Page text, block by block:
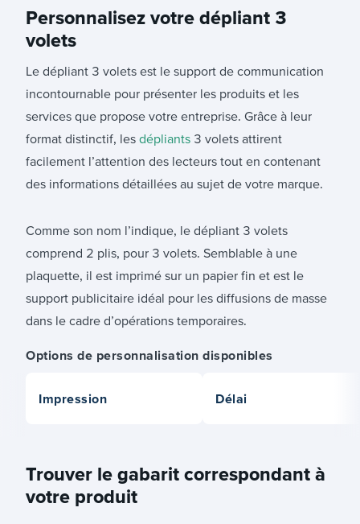
Personnalisez votre dépliant 3
volets
Le dépliant 3 volets est le support de communication
incontournable pour présenter les produits et les
services que propose votre entreprise. Grâce à leur
format distinctif, les dépliants 3 volets attirent
facilement l’attention des lecteurs tout en contenant
des informations détaillées au sujet de votre marque.
Comme son nom l’indique, le dépliant 3 volets
comprend 2 plis, pour 3 volets. Semblable à une
plaquette, il est imprimé sur un papier fin et est le
support publicitaire idéal pour les diffusions de masse
dans le cadre d’opérations temporaires.
Options de personnalisation disponibles
Impression Délai
Trouver le gabarit correspondant à
votre produit